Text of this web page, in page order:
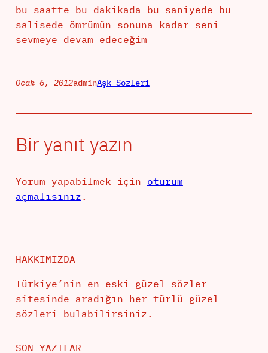
bu saatte bu dakikada bu saniyede bu
salisede ömrümün sonuna kadar seni
sevmeye devam edeceğim
Ocak 6, 2012adminAşk Sözleri
Bir yanıt yazın
Yorum yapabilmek için oturum
açmalısınız .
HAKKIMIZDA
Türkiye’nin en eski güzel sözler
sitesinde aradığın her türlü güzel
sözleri bulabilirsiniz.
SON YAZILAR